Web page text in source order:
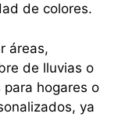
de colores.
áreas,
de lluvias o
hogares o
ya